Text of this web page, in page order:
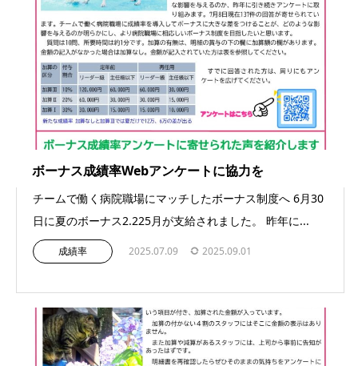
ボーナス成績率Webアンケートに協力を
チームで働く病院職場にマッチしたボーナス制度へ 6月30
日に夏のボーナス2.225月が支給されました。 昨年に...
成績率 2025.07.09 2025.09.01